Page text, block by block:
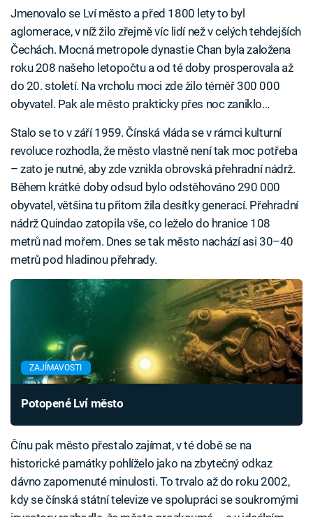
Jmenovalo se Lví město a před 1800 lety to byl
aglomerace, v níž žilo zřejmě víc lidí než v celých tehdejších
Čechách. Mocná metropole dynastie Chan byla založena
roku 208 našeho letopočtu a od té doby prosperovala až
do 20. století. Na vrcholu moci zde žilo téměř 300 000
obyvatel. Pak ale město prakticky přes noc zaniklo…
Stalo se to v září 1959. Čínská vláda se v rámci kulturní
revoluce rozhodla, že město vlastně není tak moc potřeba
– zato je nutné, aby zde vznikla obrovská přehradní nádrž.
Během krátké doby odsud bylo odstěhováno 290 000
obyvatel, většina tu přitom žila desítky generací. Přehradní
nádrž Quindao zatopila vše, co leželo do hranice 108
metrů nad mořem. Dnes se tak město nachází asi 30–40
metrů pod hladinou přehrady.
ZAJÍMAVOSTI
Potopené Lví město
Čínu pak město přestalo zajímat, v té době se na
historické památky pohlíželo jako na zbytečný odkaz
dávno zapomenuté minulosti. To trvalo až do roku 2002,
kdy se čínská státní televize ve spolupráci se soukromými